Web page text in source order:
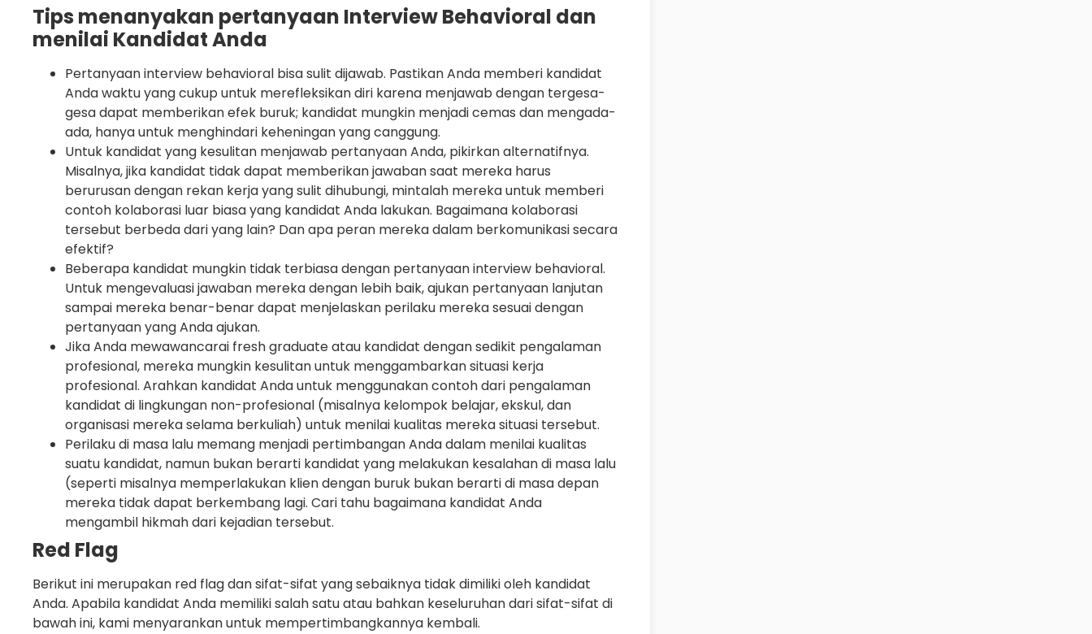
Tips menanyakan pertanyaan Interview Behavioral dan
menilai Kandidat Anda
Pertanyaan interview behavioral bisa sulit dijawab. Pastikan Anda memberi kandidat
Anda waktu yang cukup untuk merefleksikan diri karena menjawab dengan tergesa-
gesa dapat memberikan efek buruk; kandidat mungkin menjadi cemas dan mengada-
ada, hanya untuk menghindari keheningan yang canggung.
Untuk kandidat yang kesulitan menjawab pertanyaan Anda, pikirkan alternatifnya.
Misalnya, jika kandidat tidak dapat memberikan jawaban saat mereka harus
berurusan dengan rekan kerja yang sulit dihubungi, mintalah mereka untuk memberi
contoh kolaborasi luar biasa yang kandidat Anda lakukan. Bagaimana kolaborasi
tersebut berbeda dari yang lain? Dan apa peran mereka dalam berkomunikasi secara
efektif?
Beberapa kandidat mungkin tidak terbiasa dengan pertanyaan interview behavioral.
Untuk mengevaluasi jawaban mereka dengan lebih baik, ajukan pertanyaan lanjutan
sampai mereka benar-benar dapat menjelaskan perilaku mereka sesuai dengan
pertanyaan yang Anda ajukan.
Jika Anda mewawancarai fresh graduate atau kandidat dengan sedikit pengalaman
profesional, mereka mungkin kesulitan untuk menggambarkan situasi kerja
profesional. Arahkan kandidat Anda untuk menggunakan contoh dari pengalaman
kandidat di lingkungan non-profesional (misalnya kelompok belajar, ekskul, dan
organisasi mereka selama berkuliah) untuk menilai kualitas mereka situasi tersebut.
Perilaku di masa lalu memang menjadi pertimbangan Anda dalam menilai kualitas
suatu kandidat, namun bukan berarti kandidat yang melakukan kesalahan di masa lalu
(seperti misalnya memperlakukan klien dengan buruk bukan berarti di masa depan
mereka tidak dapat berkembang lagi. Cari tahu bagaimana kandidat Anda
mengambil hikmah dari kejadian tersebut.
Red Flag
Berikut ini merupakan red flag dan sifat-sifat yang sebaiknya tidak dimiliki oleh kandidat
Anda. Apabila kandidat Anda memiliki salah satu atau bahkan keseluruhan dari sifat-sifat di
bawah ini, kami menyarankan untuk mempertimbangkannya kembali.